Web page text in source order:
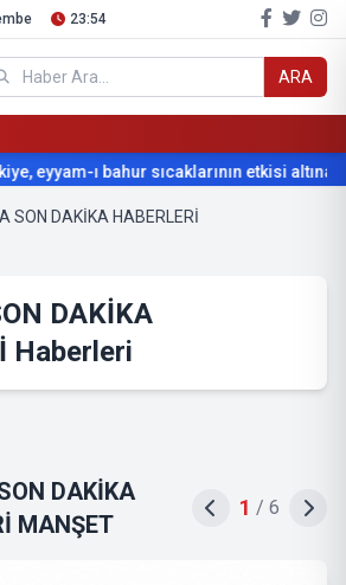
23:54
ARA
ı bahur sıcaklarının etkisi altına
SON DAKİKA HABERLERİ
DAKİKA
Haberleri
DAKİKA
MANŞET
2 / 6